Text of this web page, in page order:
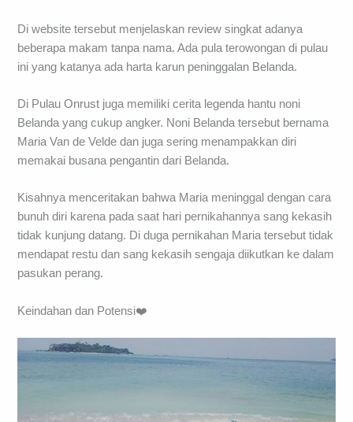
Di website tersebut menjelaskan review singkat adanya
beberapa makam tanpa nama. Ada pula terowongan di pulau
ini yang katanya ada harta karun peninggalan Belanda.
Di Pulau Onrust juga memiliki cerita legenda hantu noni
Belanda yang cukup angker. Noni Belanda tersebut bernama
Maria Van de Velde dan juga sering menampakkan diri
memakai busana pengantin dari Belanda.
Kisahnya menceritakan bahwa Maria meninggal dengan cara
bunuh diri karena pada saat hari pernikahannya sang kekasih
tidak kunjung datang. Di duga pernikahan Maria tersebut tidak
mendapat restu dan sang kekasih sengaja diikutkan ke dalam
pasukan perang.
Keindahan dan Potensi❤️